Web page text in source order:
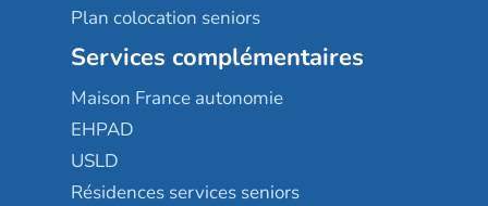
Plan colocation seniors
Services complémentaires
Maison France autonomie
EHPAD
USLD
Résidences services seniors